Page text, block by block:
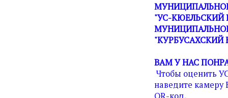
"УС-КЮЕЛЬСКИЙ
"КУРБУСАХСКИЙ
ВАМ У НАС
Чтобы оценить
наведите камеру
QR-код.